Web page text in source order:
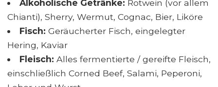
Alkoholische Getränke: Rotwein (vor allem
Chianti), Sherry, Wermut, Cognac, Bier, Liköre
Fisch: Geräucherter Fisch, eingelegter
Hering, Kaviar
Fleisch: Alles fermentierte / gereifte Fleisch,
einschließlich Corned Beef, Salami, Peperoni,